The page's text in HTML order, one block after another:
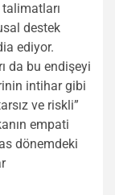
destek
ediyor.
da bu endişeyi
intihar gibi
ve riskli”
empati
dönemdeki